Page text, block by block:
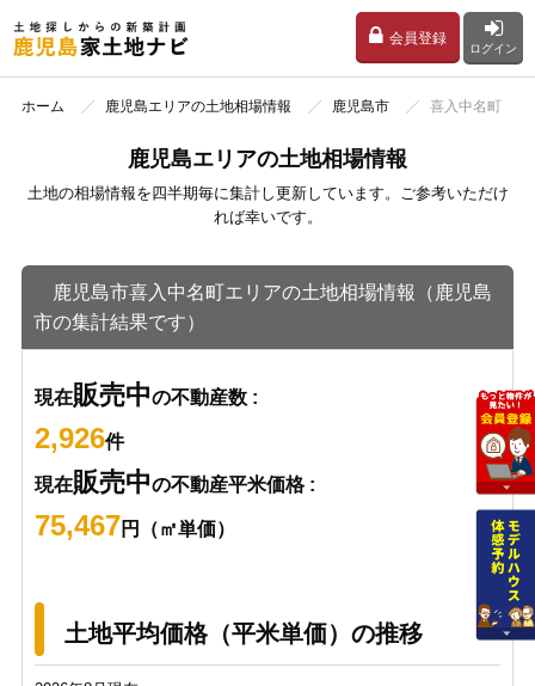
会員登録
ログイン
ホーム 鹿児島エリアの土地相場情報 鹿児島市 喜入中名町
鹿児島エリアの土地相場情報
土地の相場情報を四半期毎に集計し更新しています。ご参考いただけ
れば幸いです。
鹿児島市喜入中名町エリアの土地相場情報（鹿児島
市の集計結果です）
現在販売中の不動産数 :
2,926件
現在販売中の不動産平米価格 :
75,467円（㎡単価）
土地平均価格（平米単価）の推移